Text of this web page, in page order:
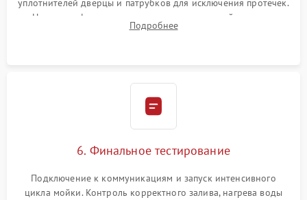
уплотнителей дверцы и патрубков для исключения протечек.
Надежная фиксация хомутов гидравлической системы,
сборка корпуса и установка датчика поплавка.
Подробнее
6. Финальное тестирование
Подключение к коммуникациям и запуск интенсивного
цикла мойки. Контроль корректного залива, нагрева воды